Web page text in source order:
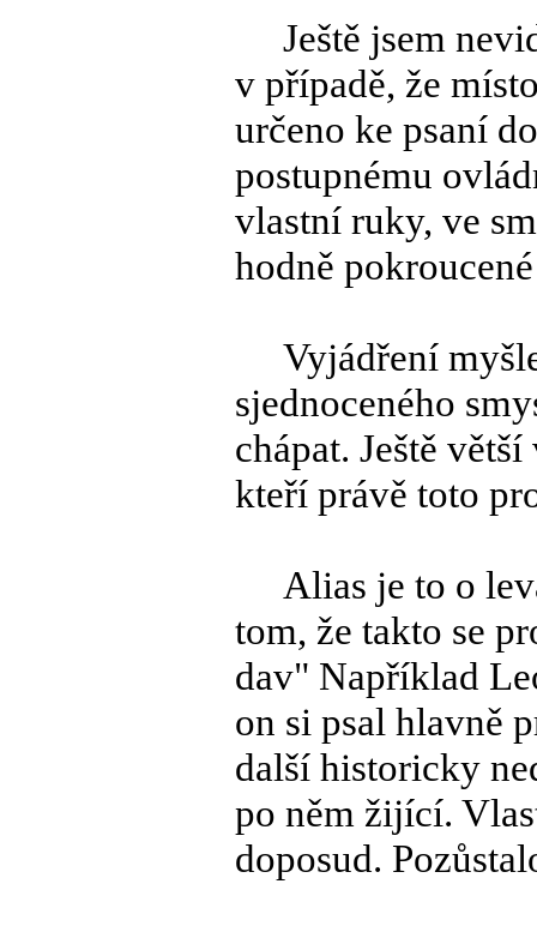
Ještě jsem
v případě, že
určeno ke psaní
postupnému
vlastní ruky, ve
hodně
Vyjádření
sjednoceného
chápat. Ještě
kteří právě toto
Alias je to o
tom, že takto se
dav" Například
on si psal hlavně
další historicky
po něm žijící.
doposud.